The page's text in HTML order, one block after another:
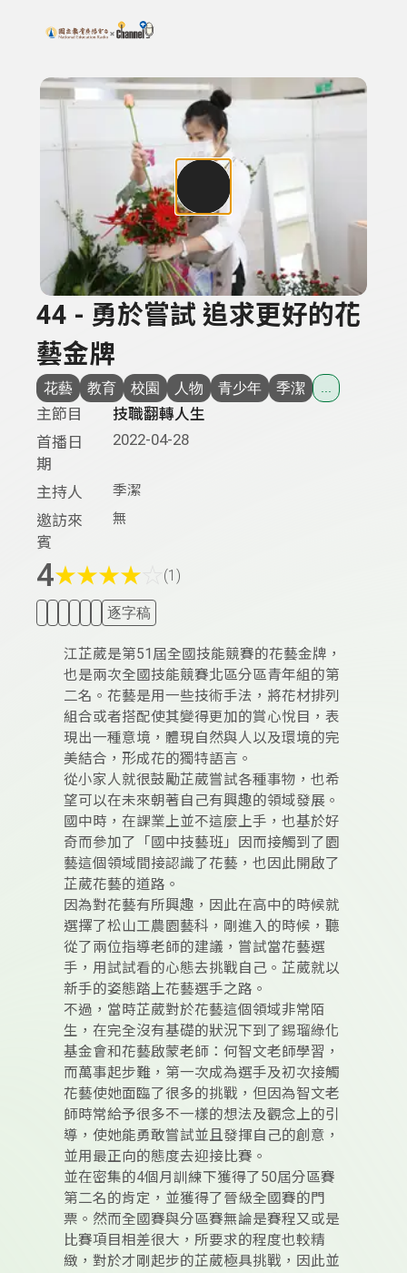
上方功能區塊
搜尋關鍵字：可輸入節目名稱、主持人或關鍵字
44 - 勇於嘗試 追求更好的花
藝金牌
花藝 教育 校園 人物 青少年 季潔 ...
主節目
技職翻轉人生
首播日
期
2022-04-28
主持人 季潔
邀訪來
賓
無
4★★★★ (1)
逐字稿
江芷葳是第51屆全國技能競賽的花藝金牌，
也是兩次全國技能競賽北區分區青年組的第
二名。花藝是用一些技術手法，將花材排列
組合或者搭配使其變得更加的賞心悅目，表
現出一種意境，體現自然與人以及環境的完
美結合，形成花的獨特語言。
從小家人就很鼓勵芷葳嘗試各種事物，也希
望可以在未來朝著自己有興趣的領域發展。
國中時，在課業上並不這麼上手，也基於好
奇而參加了「國中技藝班」因而接觸到了園
藝這個領域間接認識了花藝，也因此開啟了
芷葳花藝的道路。
因為對花藝有所興趣，因此在高中的時候就
選擇了松山工農園藝科，剛進入的時候，聽
從了兩位指導老師的建議，嘗試當花藝選
手，用試試看的心態去挑戰自己。芷葳就以
新手的姿態踏上花藝選手之路。
不過，當時芷葳對於花藝這個領域非常陌
生，在完全沒有基礎的狀況下到了錫瑠綠化
基金會和花藝啟蒙老師：何智文老師學習，
而萬事起步難，第一次成為選手及初次接觸
花藝使她面臨了很多的挑戰，但因為智文老
師時常給予很多不一樣的想法及觀念上的引
導，使她能勇敢嘗試並且發揮自己的創意，
並用最正向的態度去迎接比賽。
並在密集的4個月訓練下獲得了50屆分區賽
第二名的肯定，並獲得了晉級全國賽的門
票。然而全國賽與分區賽無論是賽程又或是
比賽項目相差很大，所要求的程度也較精
緻，對於才剛起步的芷葳極具挑戰，因此並